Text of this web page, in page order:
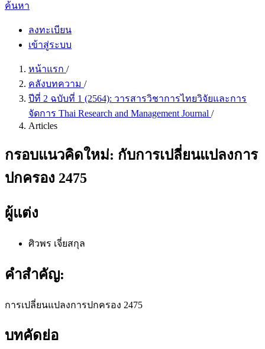
ค้นหา
ลงทะเบียน
เข้าสู่ระบบ
หน้าแรก /
คลังบทความ /
ปีที่ 2 ฉบับที่ 1 (2564): วารสารวิชาการไทยวิจัยและการ
จัดการ Thai Research and Management Journal /
Articles
กรอบแนวคิดใหม่: กับการเปลี่ยนแปลงการ
ปกครอง 2475
ผู้แต่ง
ศิวพร เจี่ยสกุล
คำสำคัญ:
การเปลี่ยนแปลงการปกครอง 2475
บทคัดย่อ